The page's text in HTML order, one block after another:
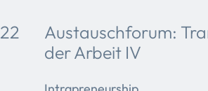
22
Austauschforum:
der Arbeit IV